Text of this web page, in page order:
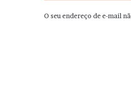
O seu endereço de e-mail